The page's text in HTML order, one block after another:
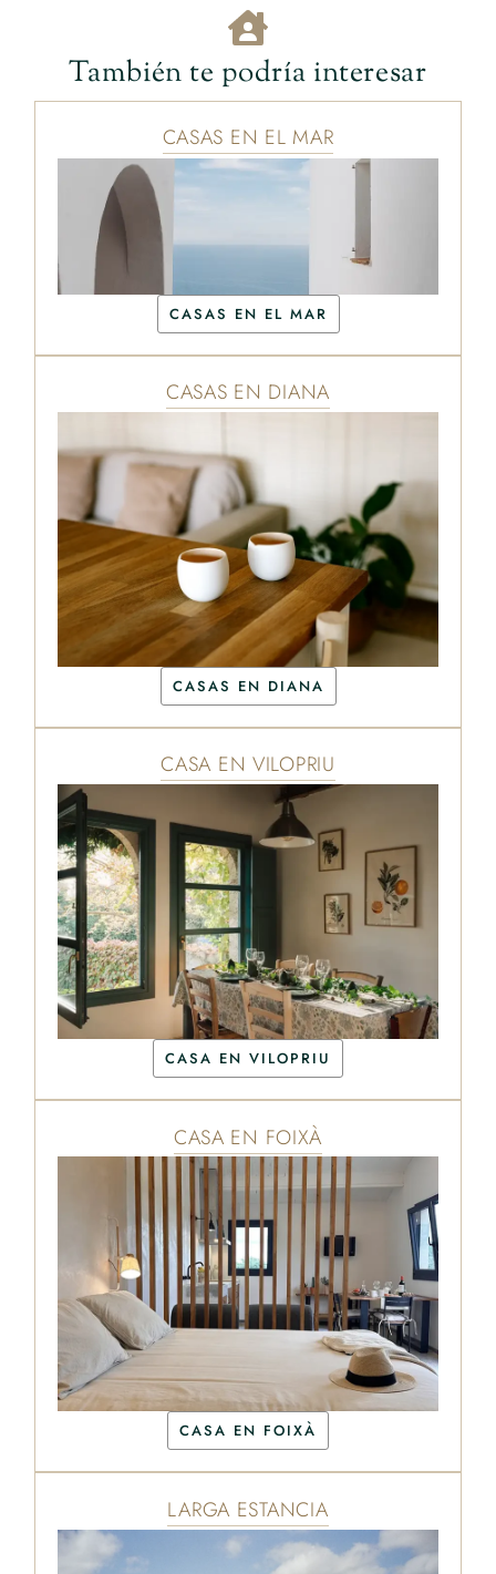
También te podría interesar
CASAS EN EL MAR
CASAS EN EL MAR
CASAS EN DIANA
CASAS EN DIANA
CASA EN VILOPRIU
CASA EN VILOPRIU
CASA EN FOIXÀ
CASA EN FOIXÀ
LARGA ESTANCIA